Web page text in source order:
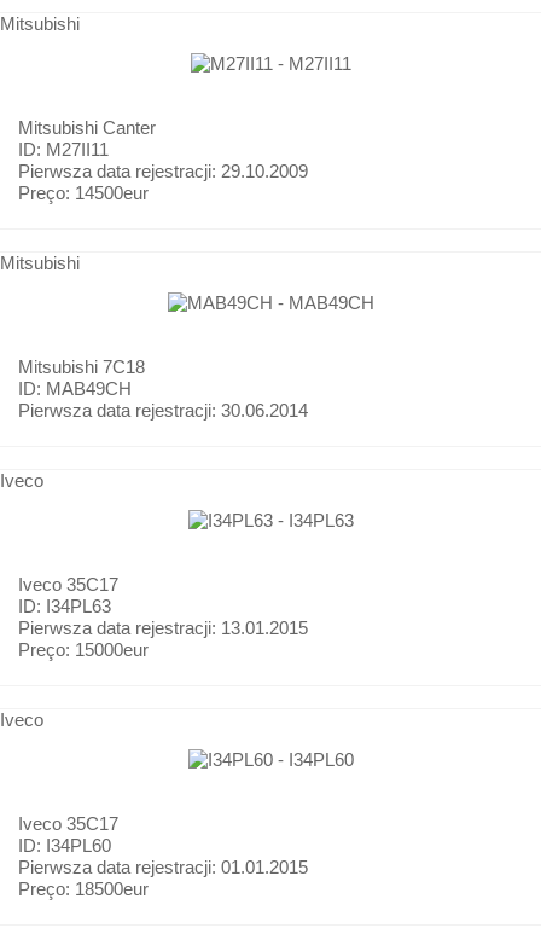
Mitsubishi
Mitsubishi Canter
ID: M27II11
Pierwsza data rejestracji: 29.10.2009
Preço: 14500eur
Mitsubishi
Mitsubishi 7C18
ID: MAB49CH
Pierwsza data rejestracji: 30.06.2014
Iveco
Iveco 35C17
ID: I34PL63
Pierwsza data rejestracji: 13.01.2015
Preço: 15000eur
Iveco
Iveco 35C17
ID: I34PL60
Pierwsza data rejestracji: 01.01.2015
Preço: 18500eur